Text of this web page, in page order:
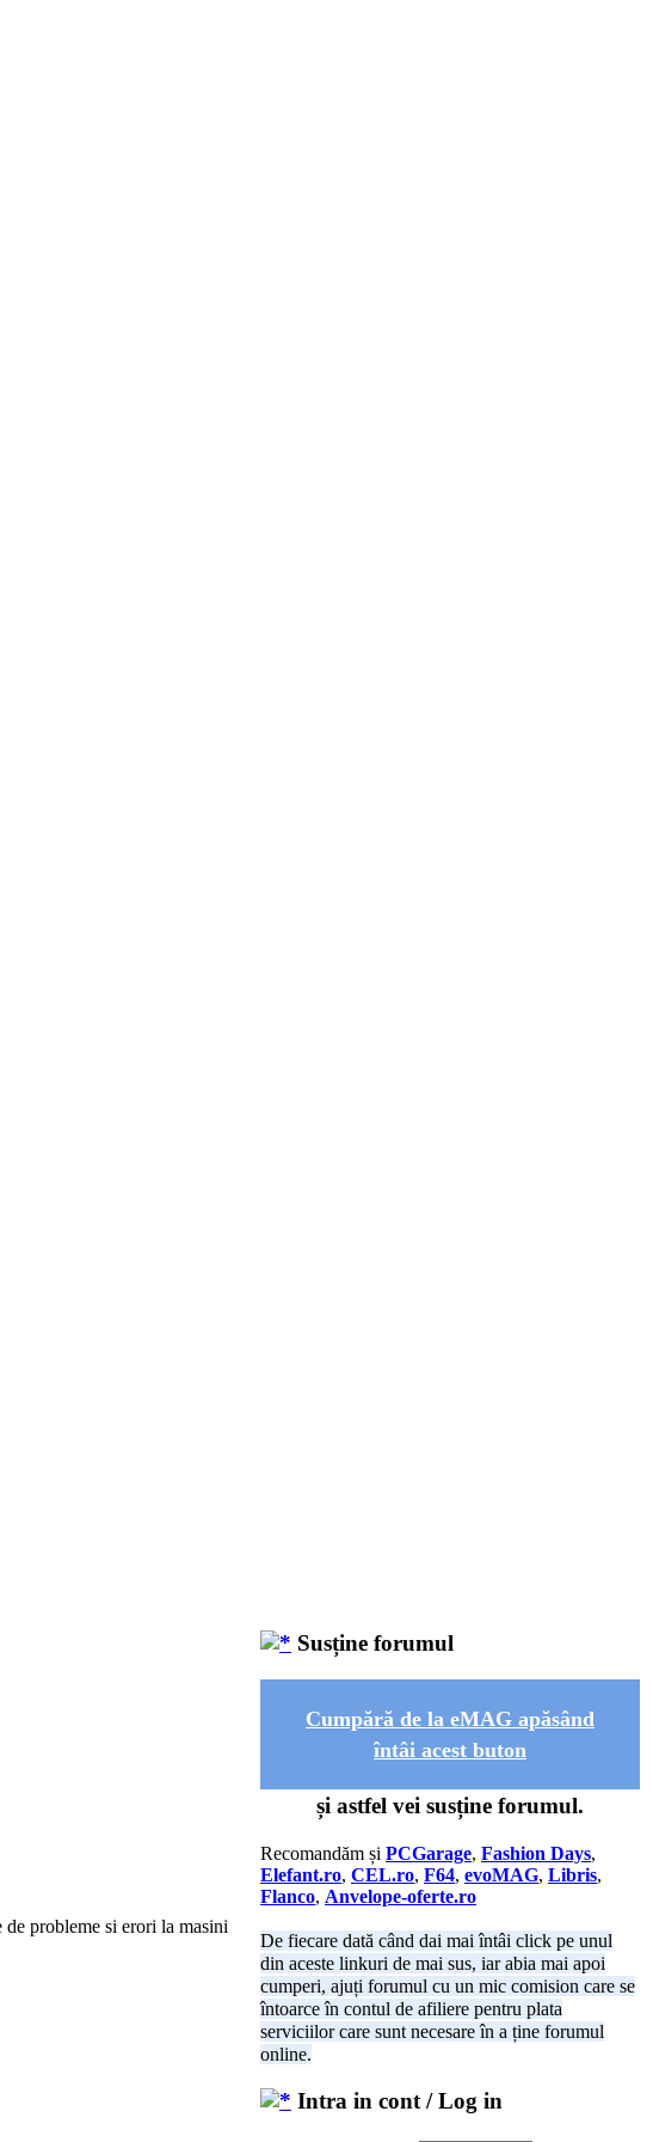
probleme si erori la masini
Susține forumul
Cumpără de la eMAG apăsând
întâi acest buton
și astfel vei susține forumul.
Recomandăm și PCGarage, Fashion Days,
Elefant.ro, CEL.ro, F64, evoMAG, Libris,
Flanco, Anvelope-oferte.ro
De fiecare dată când dai mai întâi click pe unul
din aceste linkuri de mai sus, iar abia mai apoi
cumperi, ajuți forumul cu un mic comision care se
întoarce în contul de afiliere pentru plata
serviciilor care sunt necesare în a ține forumul
online.
Intra in cont / Log in